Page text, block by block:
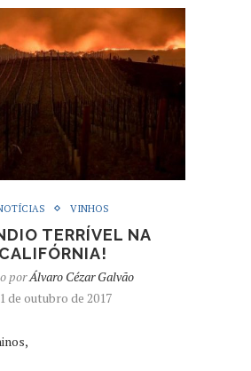
VINHOS
TERRÍVEL NA
CALIFÓRNIA!
porÁlvaro Cézar Galvão
de outubro de 2017